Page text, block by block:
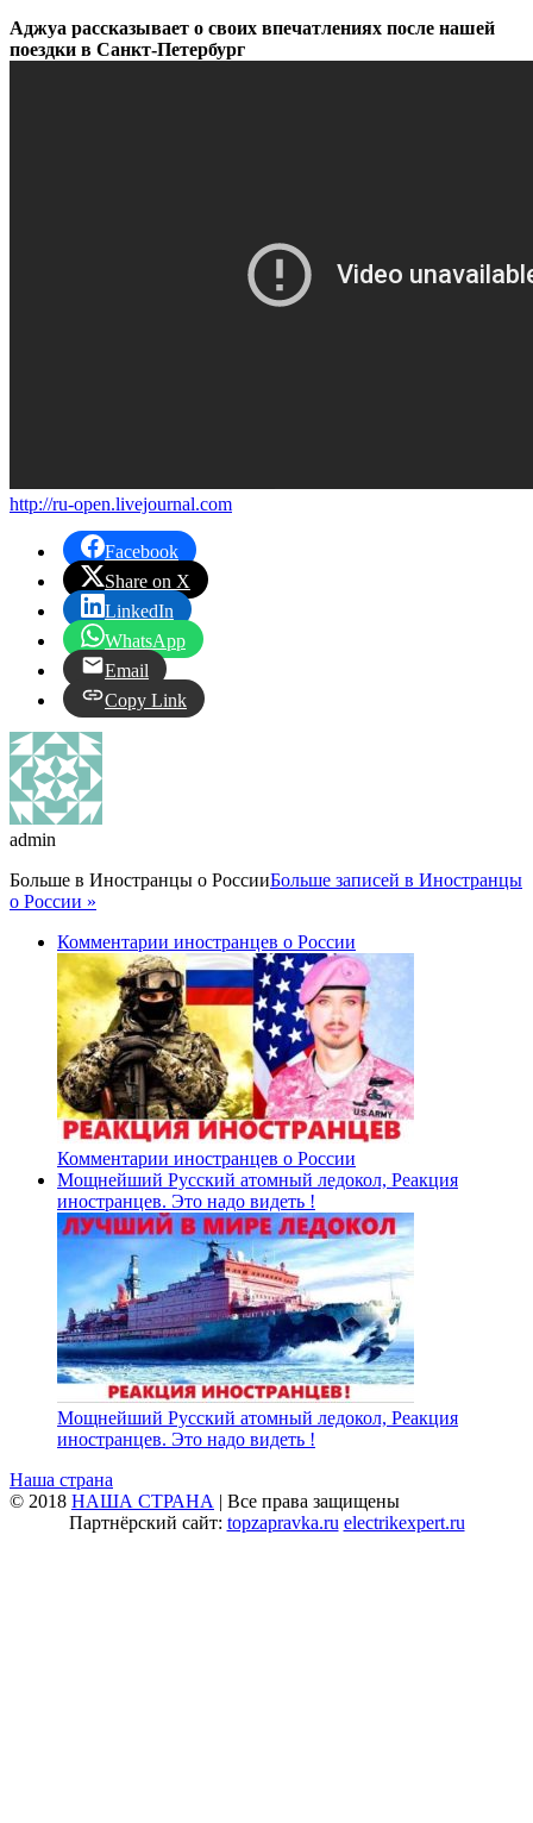
Аджуа рассказывает о своих впечатлениях после нашей
поездки в Санкт-Петербург
http://ru-open.livejournal.com
Facebook
Share on X
LinkedIn
WhatsApp
Email
Copy Link
admin
Больше в Иностранцы о РоссииБольше записей в Иностранцы
о России »
Комментарии иностранцев о России
Комментарии иностранцев о России
Мощнейший Русский атомный ледокол, Реакция
иностранцев. Это надо видеть !
Мощнейший Русский атомный ледокол, Реакция
иностранцев. Это надо видеть !
Наша страна
© 2018 НАША СТРАНА | Все права защищены
Партнёрский сайт: topzapravka.ru electrikexpert.ru